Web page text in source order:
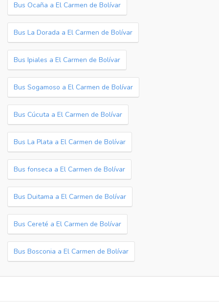
Bus Ocaña a El Carmen de Bolívar
Bus La Dorada a El Carmen de Bolívar
Bus Ipiales a El Carmen de Bolívar
Bus Sogamoso a El Carmen de Bolívar
Bus Cúcuta a El Carmen de Bolívar
Bus La Plata a El Carmen de Bolívar
Bus fonseca a El Carmen de Bolívar
Bus Duitama a El Carmen de Bolívar
Bus Cereté a El Carmen de Bolívar
Bus Bosconia a El Carmen de Bolívar